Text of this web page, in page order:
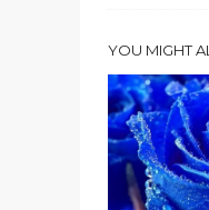
YOU MIGHT